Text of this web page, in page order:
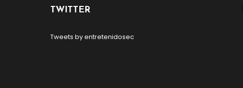
TWITTER
Tweets by entretenidosec